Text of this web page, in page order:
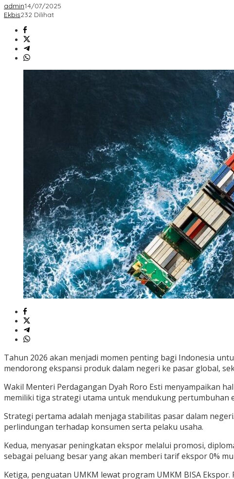
admin14/07/2025
Ekbis232 Dilihat
Tahun 2026 akan menjadi momen penting bagi Indonesia
mendorong ekspansi produk dalam negeri ke pasar global,
Wakil Menteri Perdagangan Dyah Roro Esti menyampaikan
memiliki tiga strategi utama untuk mendukung pertumbuhan
Strategi pertama adalah menjaga stabilitas pasar dalam
perlindungan terhadap konsumen serta pelaku usaha.
Kedua, menyasar peningkatan ekspor melalui promosi,
sebagai peluang besar yang akan memberi tarif ekspor 0%
Ketiga, penguatan UMKM lewat program UMKM BISA